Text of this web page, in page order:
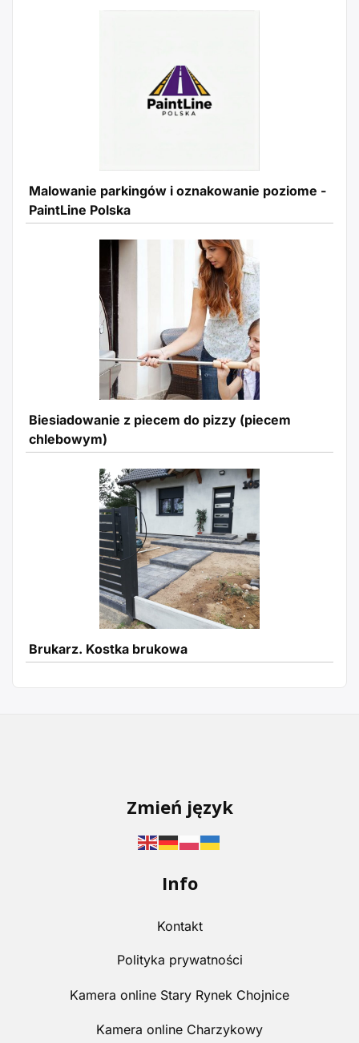
Malowanie parkingów i oznakowanie poziome -
PaintLine Polska
Biesiadowanie z piecem do pizzy (piecem
chlebowym)
Brukarz. Kostka brukowa
Zmień język
Info
Kontakt
Polityka prywatności
Kamera online Stary Rynek Chojnice
Kamera online Charzykowy